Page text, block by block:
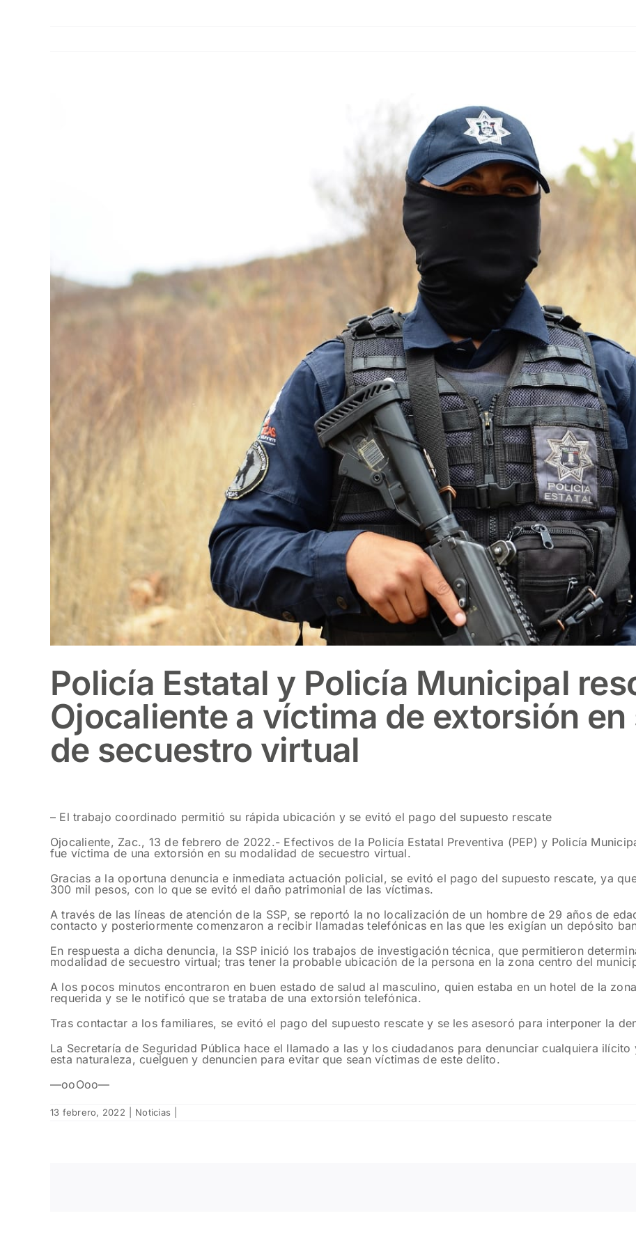
Policía Estatal y Policía Municipal
Ojocaliente a víctima de extorsión
de secuestro virtual
– El trabajo coordinado permitió su rápida ubicación y se evitó el pago del supuesto rescate
Ojocaliente, Zac., 13 de febrero de 2022.- Efectivos de la Policía Estatal Preventiva (PEP) y Policía
fue víctima de una extorsión en su modalidad de secuestro virtual.
Gracias a la oportuna denuncia e inmediata actuación policial, se evitó el pago del supuesto rescate, ya
300 mil pesos, con lo que se evitó el daño patrimonial de las víctimas.
A través de las líneas de atención de la SSP, se reportó la no localización de un hombre de 29 años de
contacto y posteriormente comenzaron a recibir llamadas telefónicas en las que les exigían un depósito
En respuesta a dicha denuncia, la SSP inició los trabajos de investigación técnica, que permitieron
modalidad de secuestro virtual; tras tener la probable ubicación de la persona en la zona centro del
A los pocos minutos encontraron en buen estado de salud al masculino, quien estaba en un hotel de la
requerida y se le notificó que se trataba de una extorsión telefónica.
Tras contactar a los familiares, se evitó el pago del supuesto rescate y se les asesoró para interponer la
La Secretaría de Seguridad Pública hace el llamado a las y los ciudadanos para denunciar cualquiera
esta naturaleza, cuelguen y denuncien para evitar que sean víctimas de este delito.
—ooOoo—
13 febrero, 2022 Noticias